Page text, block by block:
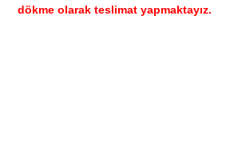
dökme olarak teslimat yapmaktayız.